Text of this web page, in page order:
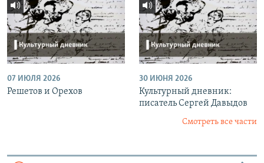
07 ИЮЛЯ 2026
Решетов и Орехов
30 ИЮНЯ 2026
Культурный дневник:
писатель Сергей Давыдов
Смотреть все части